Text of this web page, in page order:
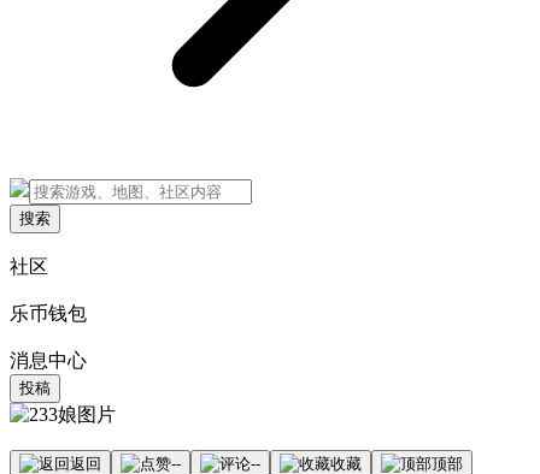
搜索
社区
乐币钱包
消息中心
投稿
返回 -- -- 收藏 顶部